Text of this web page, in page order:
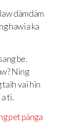
dämdäm
hawia ka
be.
Ning
taih vai hin
ti.
pet pänga